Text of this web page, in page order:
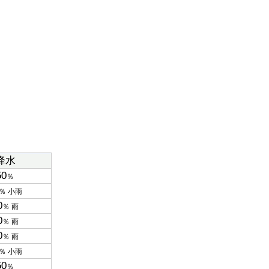
水
％
小雨
％ 雨
％ 雨
％ 雨
小雨
％